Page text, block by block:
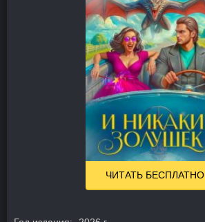
ЧИТАТЬ БЕСПЛАТНО